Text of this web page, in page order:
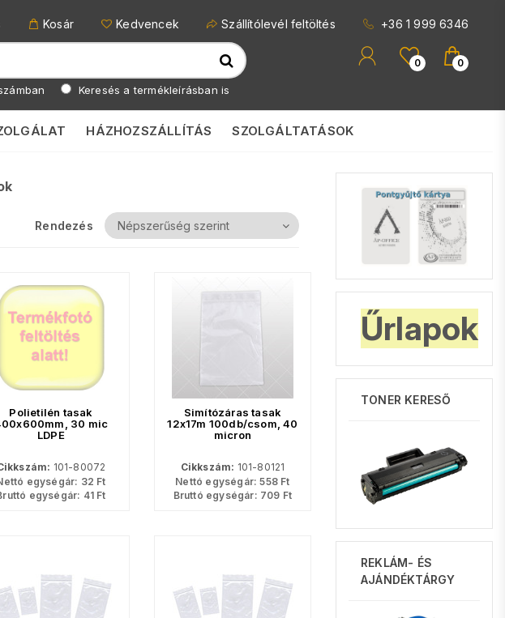
Kosár Kedvencek Szállítólevél feltöltés +36 1 999 6346
Keresés a termékleírásban is
0 0
HÁZHOZSZÁLLÍTÁS SZOLGÁLTATÁSOK
Rendezés
Polietilén tasak
30 mic
LDPE
101-80072
egységár: 32 Ft
egységár: 41 Ft
Simítózáras tasak
12x17m 100db/csom, 40
micron
Cikkszám: 101-80121
Nettó egységár: 558 Ft
Bruttó egységár: 709 Ft
Űrlapok
TONER KERESŐ
REKLÁM- ÉS
AJÁNDÉKTÁRGY